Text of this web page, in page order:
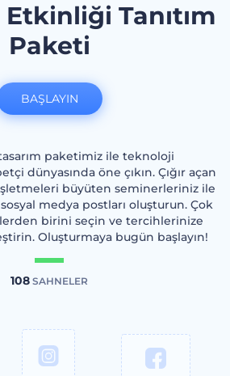
Tanıtım
Paketi
paketimiz ile teknoloji
dünyasında öne çıkın. Çığır açan
işletmeleri büyüten seminerleriniz ile
medya postları oluşturun. Çok
birini seçin ve tercihlerinize
Oluşturmaya bugün başlayın!
108 SAHNELER
BAŞLAYIN